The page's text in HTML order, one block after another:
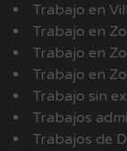
Trabajo en
Trabajo en
Trabajo en
Trabajo en
Trabajo sin
Trabajos
Trabajos de